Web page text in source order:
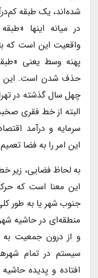
شده‌اند، یک طبقه
در میانه اینها
واقعیت این است که
پهنه وسط یعنی
حذف شدن است. این
چهل سال گذشته در
البته از خط فقری
سرمایه و درآمد
این امر را به فضا تعمیم
به لحاظ فضایی، زیر
این معنا است که
جنوب شهر یا به طور
منطقه‌ای در حاشیه
و از درون جمعیت به
سیستم در تمام
افتاده و پدیده